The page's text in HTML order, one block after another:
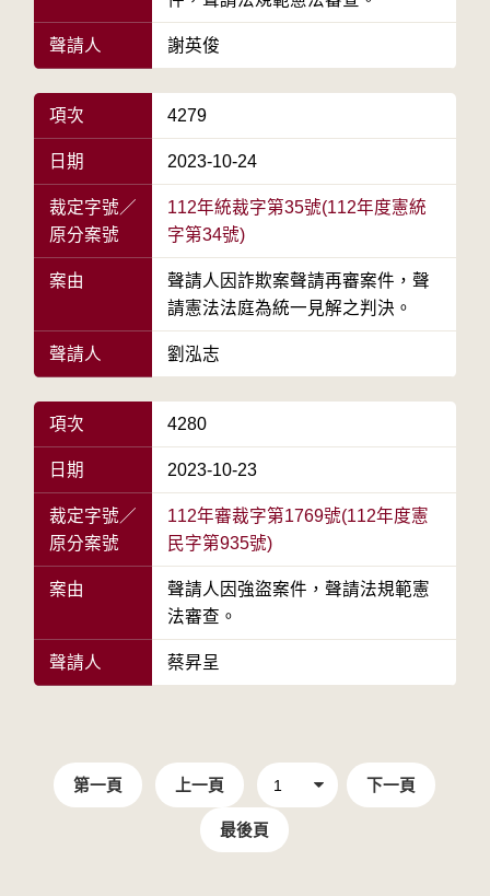
聲請人 謝英俊
項次 4279
日期 2023-10-24
裁定字號／
原分案號
112年統裁字第35號(112年度憲統
字第34號)
案由
聲請人因詐欺案聲請再審案件，聲
請憲法法庭為統一見解之判決。
聲請人 劉泓志
項次 4280
日期 2023-10-23
裁定字號／
原分案號
112年審裁字第1769號(112年度憲
民字第935號)
案由
聲請人因強盜案件，聲請法規範憲
法審查。
聲請人 蔡昇呈
第一頁 上一頁 下一頁
最後頁